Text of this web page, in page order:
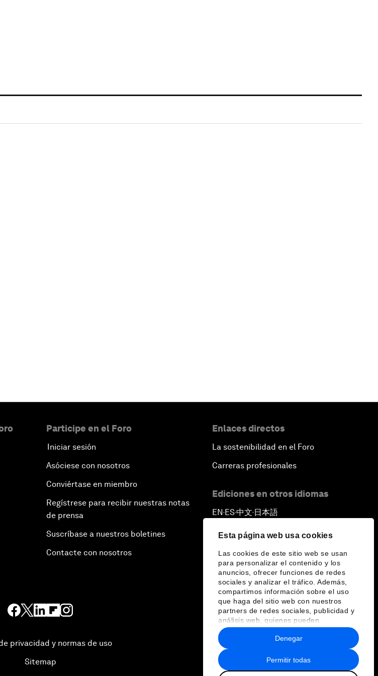
Esta página web usa cookies
Las cookies de este sitio web se usan
para personalizar el contenido y los
anuncios, ofrecer funciones de redes
sociales y analizar el tráfico. Además,
compartimos información sobre el uso
que haga del sitio web con nuestros
partners de redes sociales, publicidad y
análisis web, quienes pueden
combinarla con otra información que les
haya proporcionado o que hayan
recopilado a partir del uso que haya
hecho de sus servicios.
Permitir todas
Denegar
Participe en el Foro
Iniciar sesión
Asóciese con nosotros
Conviértase en miembro
Regístrese para recibir nuestras notas
de prensa
Suscríbase a nuestros boletines
Contacte con nosotros
Enlaces directos
La sostenibilidad en el Foro
Carreras profesionales
Ediciones en otros idiomas
EN ▪ ES▪中文▪ 日本語
privacidad y normas de uso
Sitemap